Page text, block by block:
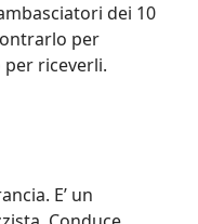
dei 10
per
riceverli.
E’ un